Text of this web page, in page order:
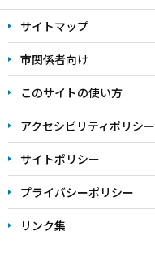
文
こ
こ
ま
で
サイトマップ
市関係者向け
このサイトの使い方
アクセシビリティポリシー
サイトポリシー
プライバシーポリシー
リンク集